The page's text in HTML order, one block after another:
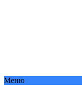
Меню